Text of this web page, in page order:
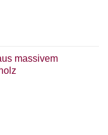
massivem